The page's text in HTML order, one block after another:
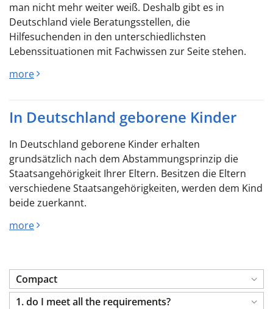
man nicht mehr weiter weiß. Deshalb gibt es in
Deutschland viele Beratungsstellen, die
Hilfesuchenden in den unterschiedlichsten
Lebenssituationen mit Fachwissen zur Seite stehen.
more
In Deutschland geborene Kinder
In Deutschland geborene Kinder erhalten
grundsätzlich nach dem Abstammungsprinzip die
Staatsangehörigkeit Ihrer Eltern. Besitzen die Eltern
verschiedene Staatsangehörigkeiten, werden dem Kind
beide zuerkannt.
more
Compact
1. do I meet all the requirements?